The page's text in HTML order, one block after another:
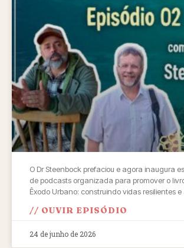
O Dr Steenbock prefaciou e agora inaugura
de podcasts organizada para promover o
Êxodo Urbano: construindo vidas resilientes
// OUVIR EPISÓDIO
24 de junho de 2026